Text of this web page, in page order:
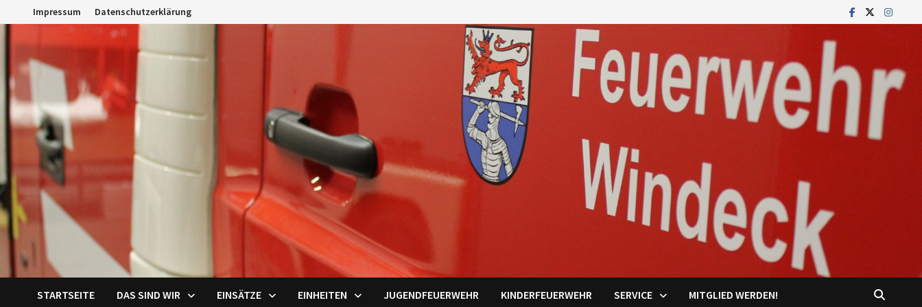
Inhalt
springen
Impressum Datenschutzerklärung
STARTSEITE DAS SIND WIR EINSÄTZE EINHEITEN JUGENDFEUERWEHR KINDERFEUERWEHR SERVICE MITGLIED WERDEN!